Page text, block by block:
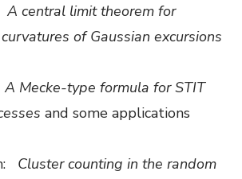
A central limit theorem for
of Gaussian excursions
A Mecke-type formula for STIT
and some applications
Cluster counting in the random